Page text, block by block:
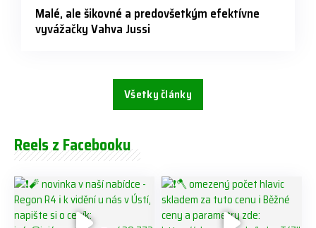
Malé, ale šikovné a predovšetkým efektívne
vyvážačky Vahva Jussi
Všetky články
Reels z Facebooku